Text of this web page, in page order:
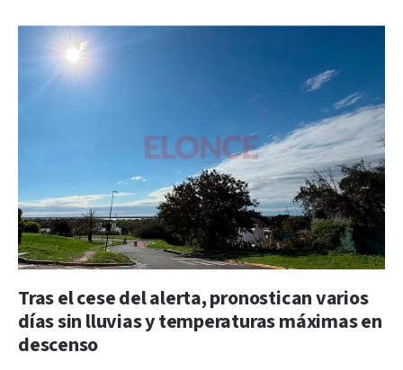
Tras el cese del alerta, pronostican varios
días sin lluvias y temperaturas máximas en
descenso